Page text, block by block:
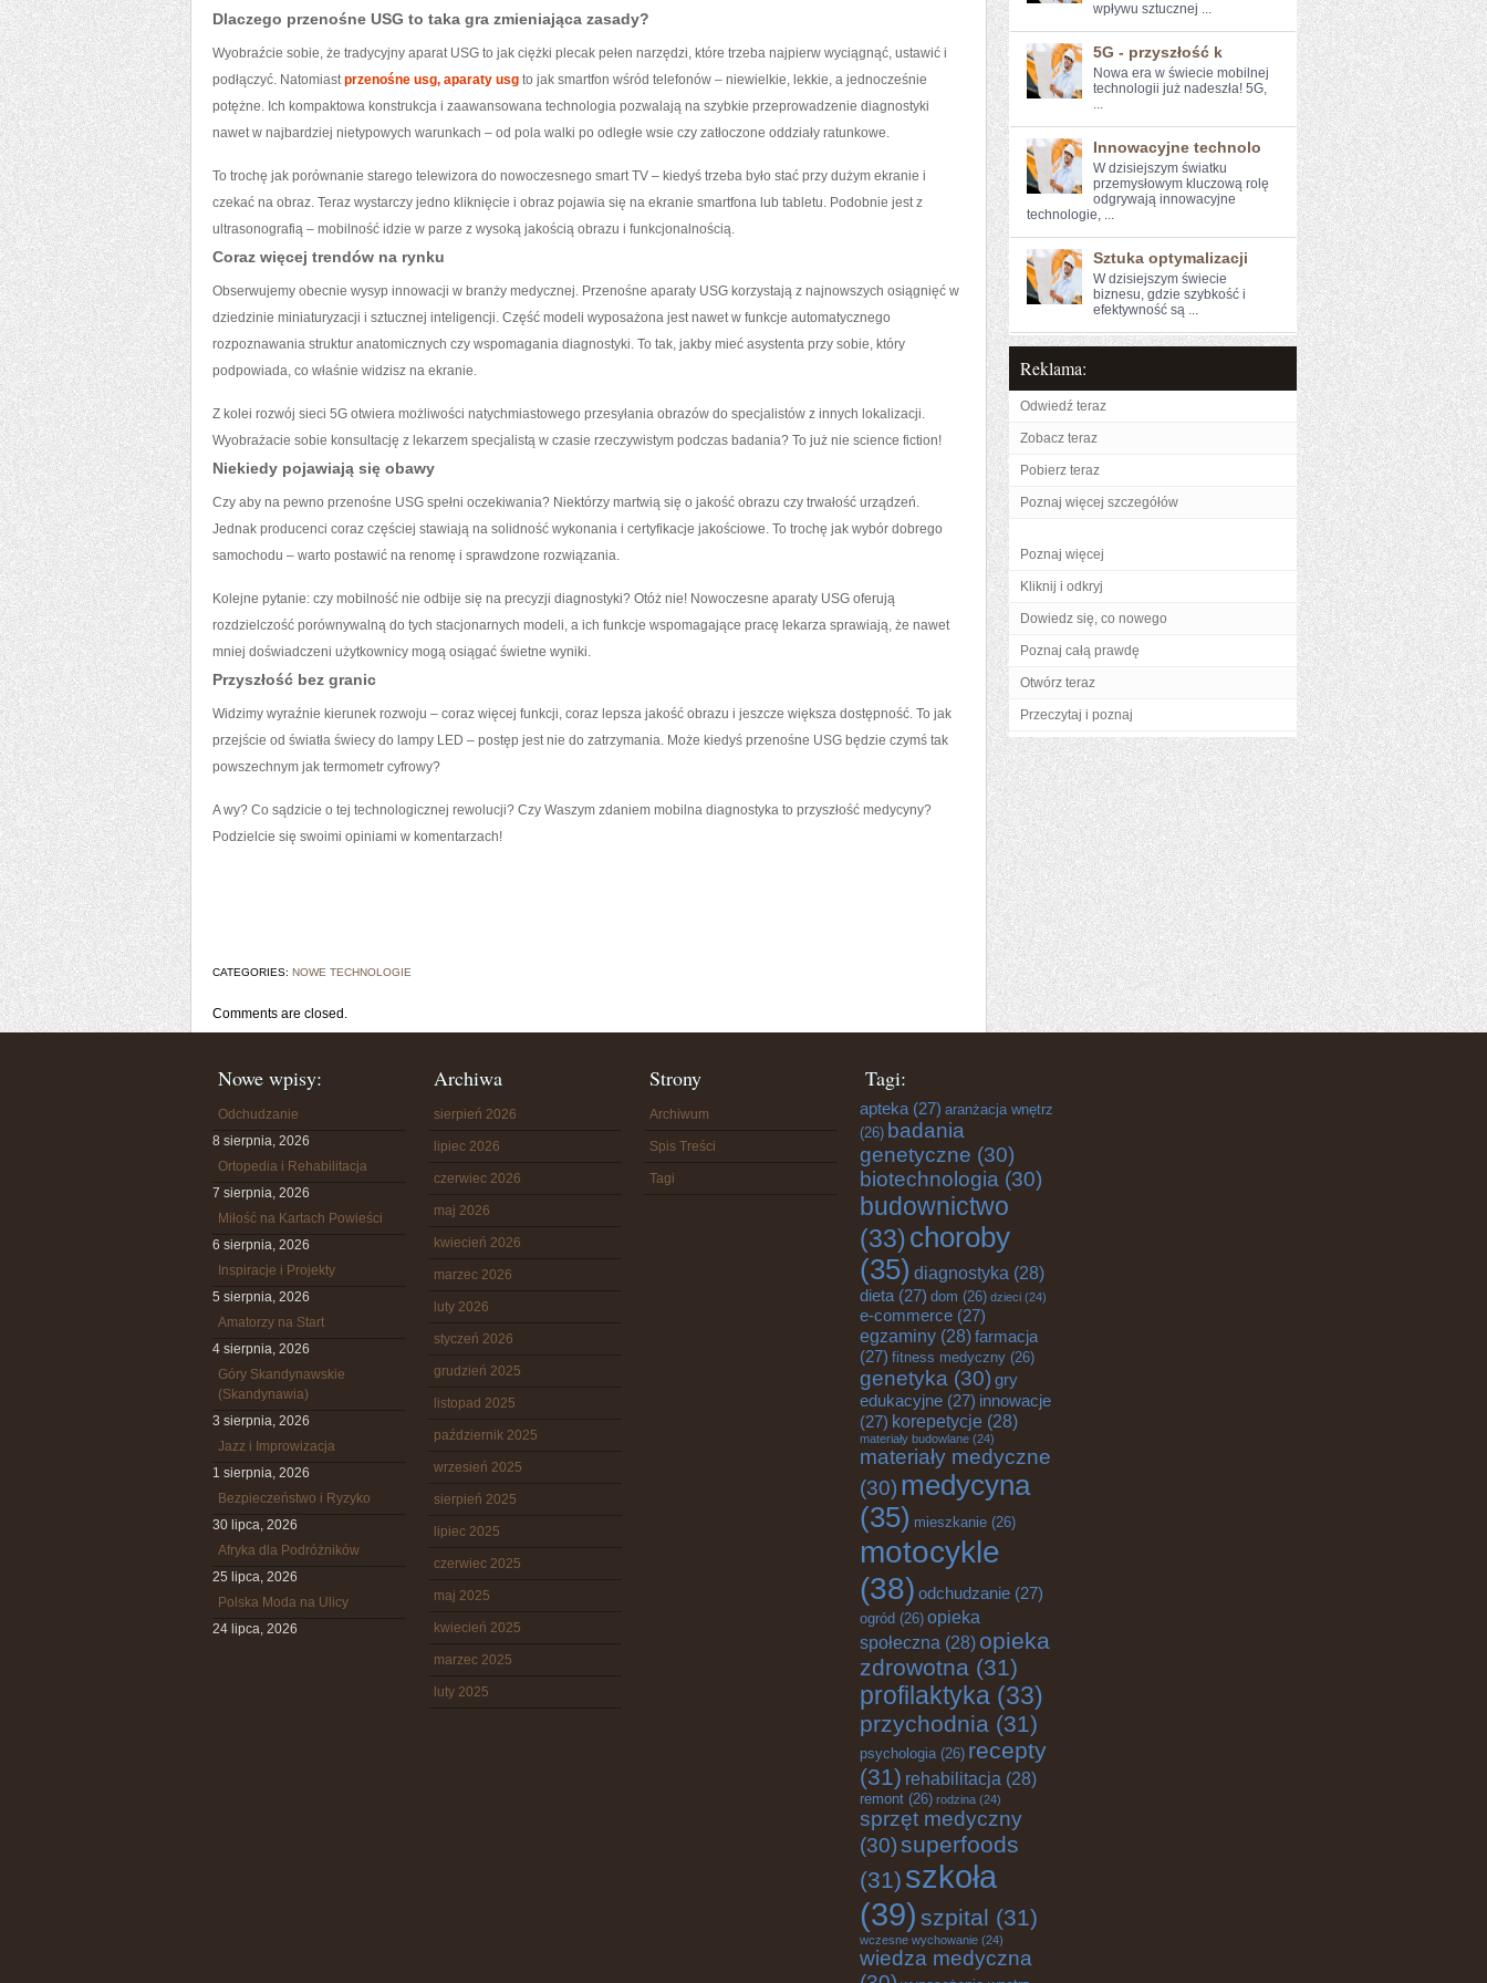
Dlaczego przenośne USG to taka gra zmieniająca zasady?
Wyobraźcie sobie, że tradycyjny aparat USG to jak ciężki plecak pełen narzędzi, które trzeba najpierw wyciągnąć, ustawić i
podłączyć. Natomiastprzenośne usg, aparaty usg to jak smartfon wśród telefonów – niewielkie, lekkie, a jednocześnie
potężne. Ich kompaktowa konstrukcja i zaawansowana technologia pozwalają na szybkie przeprowadzenie diagnostyki
nawet w najbardziej nietypowych warunkach – od pola walki po odległe wsie czy zatłoczone oddziały ratunkowe.
To trochę jak porównanie starego telewizora do nowoczesnego smart TV – kiedyś trzeba było stać przy dużym ekranie i
czekać na obraz. Teraz wystarczy jedno kliknięcie i obraz pojawia się na ekranie smartfona lub tabletu. Podobnie jest z
ultrasonografią – mobilność idzie w parze z wysoką jakością obrazu i funkcjonalnością.
Coraz więcej trendów na rynku
Obserwujemy obecnie wysyp innowacji w branży medycznej. Przenośne aparaty USG korzystają z najnowszych osiągnięć w
dziedzinie miniaturyzacji i sztucznej inteligencji. Część modeli wyposażona jest nawet w funkcje automatycznego
rozpoznawania struktur anatomicznych czy wspomagania diagnostyki. To tak, jakby mieć asystenta przy sobie, który
podpowiada, co właśnie widzisz na ekranie.
Z kolei rozwój sieci 5G otwiera możliwości natychmiastowego przesyłania obrazów do specjalistów z innych lokalizacji.
Wyobrażacie sobie konsultację z lekarzem specjalistą w czasie rzeczywistym podczas badania? To już nie science fiction!
Niekiedy pojawiają się obawy
Czy aby na pewno przenośne USG spełni oczekiwania? Niektórzy martwią się o jakość obrazu czy trwałość urządzeń.
Jednak producenci coraz częściej stawiają na solidność wykonania i certyfikacje jakościowe. To trochę jak wybór dobrego
samochodu – warto postawić na renomę i sprawdzone rozwiązania.
Kolejne pytanie: czy mobilność nie odbije się na precyzji diagnostyki? Otóż nie! Nowoczesne aparaty USG oferują
rozdzielczość porównywalną do tych stacjonarnych modeli, a ich funkcje wspomagające pracę lekarza sprawiają, że nawet
mniej doświadczeni użytkownicy mogą osiągać świetne wyniki.
Przyszłość bez granic
Widzimy wyraźnie kierunek rozwoju – coraz więcej funkcji, coraz lepsza jakość obrazu i jeszcze większa dostępność. To jak
przejście od światła świecy do lampy LED – postęp jest nie do zatrzymania. Może kiedyś przenośne USG będzie czymś tak
powszechnym jak termometr cyfrowy?
A wy? Co sądzicie o tej technologicznej rewolucji? Czy Waszym zdaniem mobilna diagnostyka to przyszłość medycyny?
Podzielcie się swoimi opiniami w komentarzach!
CATEGORIES: NOWE TECHNOLOGIE
Comments are closed.
wpływu sztucznej ...
5G - przyszłość k
Nowa era w świecie mobilnej
technologii już nadeszła! 5G,
...
Innowacyjne technolo
W dzisiejszym światku
przemysłowym kluczową rolę
odgrywają innowacyjne
technologie, ...
Sztuka optymalizacji
W‍ dzisiejszym świecie⁤
biznesu, ⁤gdzie szybkość i
efektywność są ...
Reklama:
Odwiedź teraz
Zobacz teraz
Pobierz teraz
Poznaj więcej szczegółów
Poznaj więcej
Kliknij i odkryj
Dowiedz się, co nowego
Poznaj całą prawdę
Otwórz teraz
Przeczytaj i poznaj
Nowe wpisy:
Odchudzanie
8 sierpnia, 2026
Ortopedia i Rehabilitacja
7 sierpnia, 2026
Miłość na Kartach Powieści
6 sierpnia, 2026
Inspiracje i Projekty
5 sierpnia, 2026
Amatorzy na Start
4 sierpnia, 2026
Góry Skandynawskie
(Skandynawia)
3 sierpnia, 2026
Jazz i Improwizacja
1 sierpnia, 2026
Bezpieczeństwo i Ryzyko
30 lipca, 2026
Afryka dla Podróżników
25 lipca, 2026
Polska Moda na Ulicy
24 lipca, 2026
Archiwa
sierpień 2026
lipiec 2026
czerwiec 2026
maj 2026
kwiecień 2026
marzec 2026
luty 2026
styczeń 2026
grudzień 2025
listopad 2025
październik 2025
wrzesień 2025
sierpień 2025
lipiec 2025
czerwiec 2025
maj 2025
kwiecień 2025
marzec 2025
luty 2025
Strony
Archiwum
Spis Treści
Tagi
Tagi:
apteka (27) aranżacja wnętrz
(26) badania
genetyczne (30)
biotechnologia (30)
budownictwo
(33)choroby
(35) diagnostyka (28)
dieta (27) dom (26) dzieci (24)
e-commerce (27)
egzaminy (28)farmacja
(27) fitness medyczny (26)
genetyka (30) gry
edukacyjne (27) innowacje
(27) korepetycje (28)
materiały budowlane (24)
materiały medyczne
(30) medycyna
(35) mieszkanie (26)
motocykle
(38) odchudzanie (27)
ogród (26) opieka
społeczna (28) opieka
zdrowotna (31)
profilaktyka (33)
przychodnia (31)
psychologia(26) recepty
(31) rehabilitacja (28)
remont (26) rodzina (24)
sprzęt medyczny
(30)superfoods
(31) szkoła
(39) szpital (31)
wczesne wychowanie (24)
wiedza medyczna